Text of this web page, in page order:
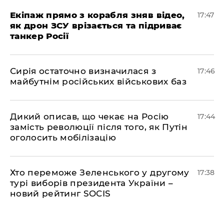
Екіпаж прямо з корабля зняв відео,
як дрон ЗСУ врізається та підриває
танкер Росії
17:47
Сирія остаточно визначилася з
майбутнім російських військових баз
17:46
Дикий описав, що чекає на Росію
замість революції після того, як Путін
оголосить мобілізацію
17:44
Хто переможе Зеленського у другому
турі виборів президента України –
новий рейтинг SOCIS
17:38